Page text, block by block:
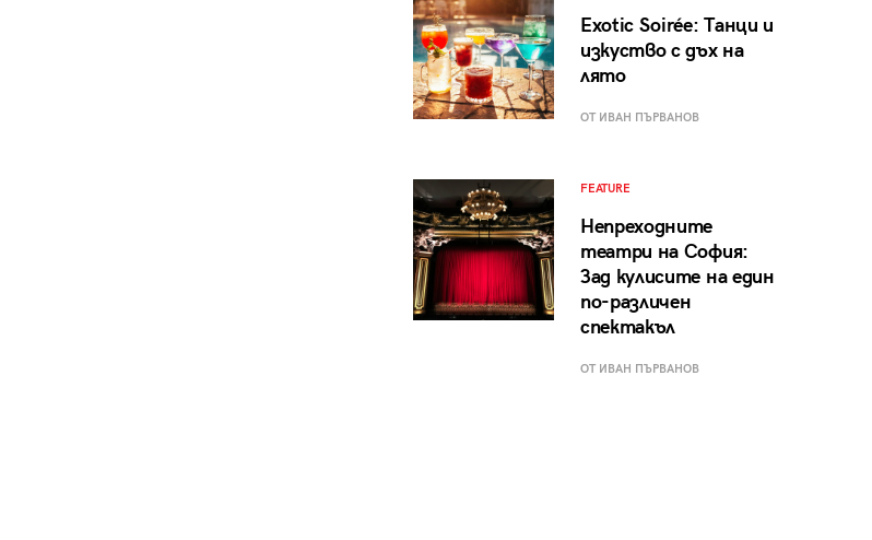
Exotic Soirée: Танци и
изкуство с дъх на
лято
ОТ ИВАН ПЪРВАНОВ
FEATURE
Непреходните
театри на София:
Зад кулисите на един
по-различен
спектакъл
ОТ ИВАН ПЪРВАНОВ